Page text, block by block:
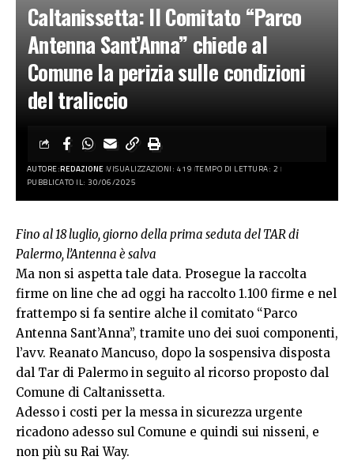
Caltanissetta: Il Comitato “Parco
Antenna Sant’Anna” chiede al
Comune la perizia sulle condizioni
del traliccio
AUTORE:REDAZIONE VISUALIZZAZIONI: 419 TEMPO DI LETTURA: 2
PUBBLICATO IL: 30/06/2025
Fino al 18 luglio, giorno della prima seduta del TAR di
Palermo, l’Antenna è salva
Ma non si aspetta tale data. Prosegue la raccolta
firme on line che ad oggi ha raccolto 1.100 firme e nel
frattempo si fa sentire alche il comitato “Parco
Antenna Sant’Anna”, tramite uno dei suoi componenti,
l’avv. Reanato Mancuso, dopo la sospensiva disposta
dal Tar di Palermo in seguito al ricorso proposto dal
Comune di Caltanissetta.
Adesso i costi per la messa in sicurezza urgente
ricadono adesso sul Comune e quindi sui nisseni, e
non più su Rai Way.